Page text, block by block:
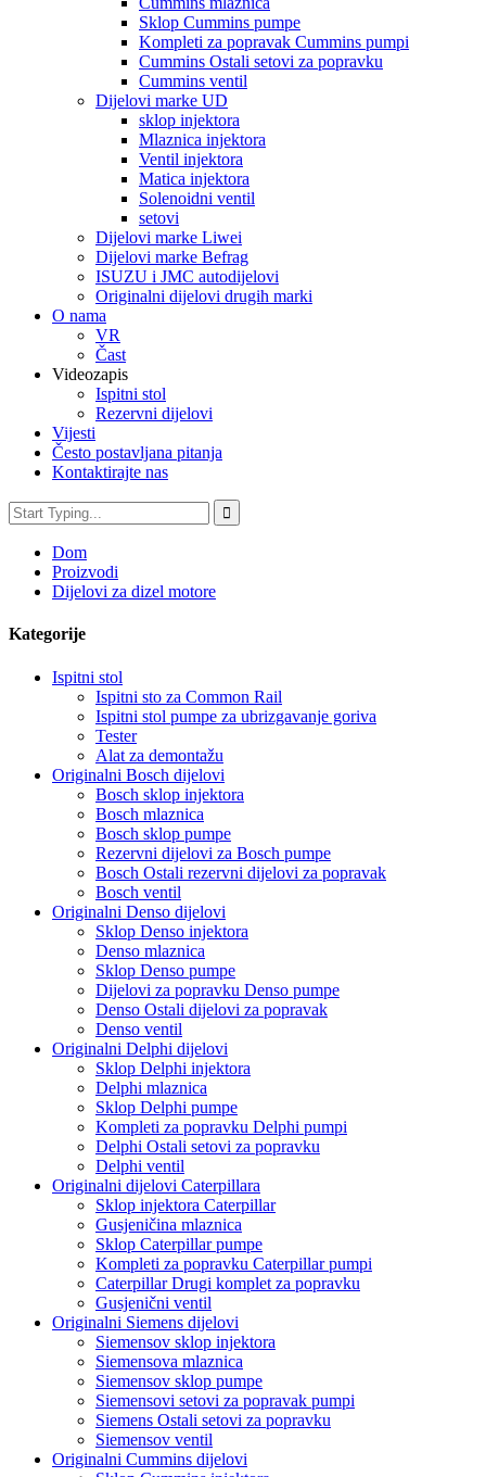
Sklop Cummins pumpe
Kompleti za popravak Cummins pumpi
Cummins Ostali setovi za popravku
Cummins ventil
Dijelovi marke UD
sklop injektora
Mlaznica injektora
Ventil injektora
Matica injektora
Solenoidni ventil
setovi
Dijelovi marke Liwei
Dijelovi marke Befrag
ISUZU i JMC autodijelovi
Originalni dijelovi drugih marki
O nama
VR
Čast
Videozapis
Ispitni stol
Rezervni dijelovi
Vijesti
Često postavljana pitanja
Kontaktirajte nas
Dom
Proizvodi
Dijelovi za dizel motore
Kategorije
Ispitni stol
Ispitni sto za Common Rail
Ispitni stol pumpe za ubrizgavanje goriva
Tester
Alat za demontažu
Originalni Bosch dijelovi
Bosch sklop injektora
Bosch mlaznica
Bosch sklop pumpe
Rezervni dijelovi za Bosch pumpe
Bosch Ostali rezervni dijelovi za popravak
Bosch ventil
Originalni Denso dijelovi
Sklop Denso injektora
Denso mlaznica
Sklop Denso pumpe
Dijelovi za popravku Denso pumpe
Denso Ostali dijelovi za popravak
Denso ventil
Originalni Delphi dijelovi
Sklop Delphi injektora
Delphi mlaznica
Sklop Delphi pumpe
Kompleti za popravku Delphi pumpi
Delphi Ostali setovi za popravku
Delphi ventil
Originalni dijelovi Caterpillara
Sklop injektora Caterpillar
Gusjeničina mlaznica
Sklop Caterpillar pumpe
Kompleti za popravku Caterpillar pumpi
Caterpillar Drugi komplet za popravku
Gusjenični ventil
Originalni Siemens dijelovi
Siemensov sklop injektora
Siemensova mlaznica
Siemensov sklop pumpe
Siemensovi setovi za popravak pumpi
Siemens Ostali setovi za popravku
Siemensov ventil
Originalni Cummins dijelovi